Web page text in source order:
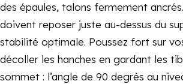
des épaules, talons fermement
doivent reposer juste au-dessus du
stabilité optimale. Poussez fort sur
décoller les hanches en gardant les
sommet : l’angle de 90 degrés au